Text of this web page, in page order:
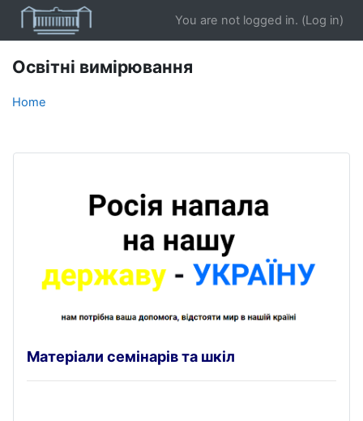
Skip to main content
You are not logged in. (Log in)
Освітні вимірювання
Home
Матеріали семінарів та шкіл